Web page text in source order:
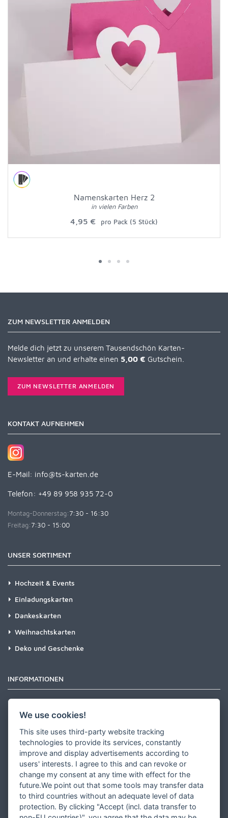
Namenskarten Herz 2
in vielen Farben
4,95 € pro Pack (5 Stück)
ZUM NEWSLETTER ANMELDEN
Melde dich jetzt zu unserem Tausendschön Karten-
Newsletter an und erhalte einen 5,00 € Gutschein.
ZUM NEWSLETTER ANMELDEN
KONTAKT AUFNEHMEN
E-Mail: info@ts-karten.de
Telefon: +49 89 958 935 72-0
Montag-Donnerstag:7:30 - 16:30
Freitag:7:30 - 15:00
UNSER SORTIMENT
Hochzeit & Events
Einladungskarten
Dankeskarten
Weihnachtskarten
Deko und Geschenke
INFORMATIONEN
Versandinformationen
Partner werden
Designer werden
Über Tausendschön Karten
Blog
We use cookies!
This site uses third-party website tracking
technologies to provide its services, constantly
improve and display advertisements according to
users' interests. I agree to this and can revoke or
change my consent at any time with effect for the
future.We point out that some tools may transfer data
to third countries without an adequate level of data
protection. By clicking "Accept (incl. data transfer to